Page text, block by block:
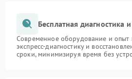
Бесплатная диагностика
Современное оборудование и опыт
экспресс-диагностику и
сроки, минимизируя время без